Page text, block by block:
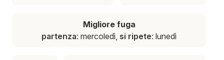
Migliore fuga
partenza: mercoledì, si ripete: lunedì